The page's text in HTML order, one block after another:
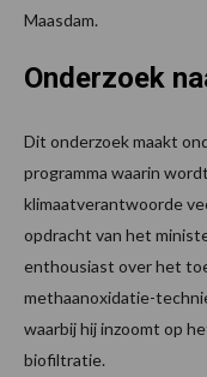
Maasdam.
Onderzoek
Dit onderzoek maakt
programma waarin
klimaatverantwoorde
opdracht van het
enthousiast over het
methaanoxidatie-
waarbij hij inzoomt op
biofiltratie.